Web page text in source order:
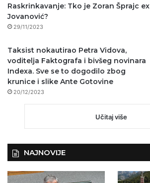
Raskrinkavanje: Tko je Zoran Šprajc ex
Jovanović?
29/11/2023
Taksist nokautirao Petra Vidova,
voditelja Faktografa i bivšeg novinara
Indexa. Sve se to dogodilo zbog
krunice i slike Ante Gotovine
20/12/2023
Učitaj više
NAJNOVIJE